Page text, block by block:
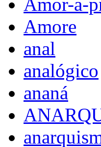
Amor-a-
Amore
anal
analógico
ananá